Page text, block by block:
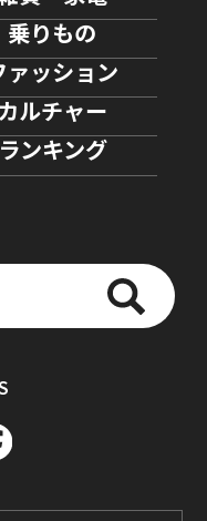
乗りもの
ァッション
カルチャー
ランキング